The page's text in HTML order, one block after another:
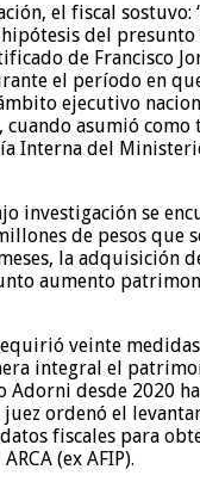
el fiscal sostuvo:
del presunto
de Francisco
el período en
ejecutivo
cuando asumió
Interna del
investigación se
de pesos que
la adquisición
aumento
veinte
integral el
Adorni desde 2020
ordenó el
datos fiscales para
(ex AFIP).